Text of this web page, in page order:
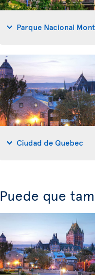
Parque Nacional
Ciudad de Quebec
Puede que